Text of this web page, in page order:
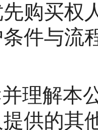
购买权
件与流
理解本
供的其